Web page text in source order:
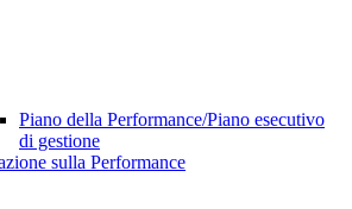
Piano della Performance/Piano esecutivo
di gestione
sulla Performance